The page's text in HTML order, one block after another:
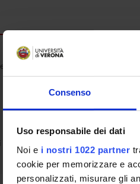
Consenso
Uso responsabile dei dati
Noi e i nostri 1022 partner
cookie per memorizzare e
personalizzati, misurare gli
Requisiti di
di governo
Codice
Crediti